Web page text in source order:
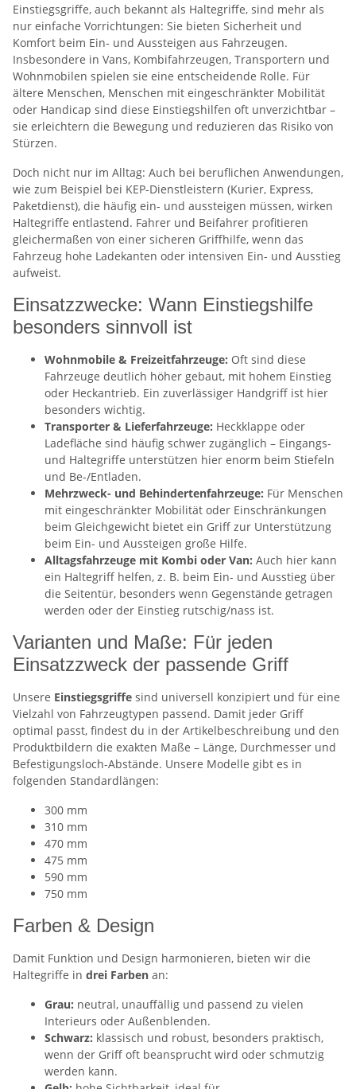
Einstiegsgriffe, auch bekannt als Haltegriffe, sind mehr als
nur einfache Vorrichtungen: Sie bieten Sicherheit und
Komfort beim Ein- und Aussteigen aus Fahrzeugen.
Insbesondere in Vans, Kombifahrzeugen, Transportern und
Wohnmobilen spielen sie eine entscheidende Rolle. Für
ältere Menschen, Menschen mit eingeschränkter Mobilität
oder Handicap sind diese Einstiegshilfen oft unverzichtbar –
sie erleichtern die Bewegung und reduzieren das Risiko von
Stürzen.
Doch nicht nur im Alltag: Auch bei beruflichen Anwendungen,
wie zum Beispiel bei KEP-Dienstleistern (Kurier, Express,
Paketdienst), die häufig ein- und aussteigen müssen, wirken
Haltegriffe entlastend. Fahrer und Beifahrer profitieren
gleichermaßen von einer sicheren Griffhilfe, wenn das
Fahrzeug hohe Ladekanten oder intensiven Ein- und Ausstieg
aufweist.
Einsatzzwecke: Wann Einstiegshilfe
besonders sinnvoll ist
Wohnmobile & Freizeitfahrzeuge: Oft sind diese
Fahrzeuge deutlich höher gebaut, mit hohem Einstieg
oder Heckantrieb. Ein zuverlässiger Handgriff ist hier
besonders wichtig.
Transporter & Lieferfahrzeuge: Heckklappe oder
Ladefläche sind häufig schwer zugänglich – Eingangs-
und Haltegriffe unterstützen hier enorm beim Stiefeln
und Be-/Entladen.
Mehrzweck- und Behindertenfahrzeuge: Für Menschen
mit eingeschränkter Mobilität oder Einschränkungen
beim Gleichgewicht bietet ein Griff zur Unterstützung
beim Ein- und Aussteigen große Hilfe.
Alltagsfahrzeuge mit Kombi oder Van: Auch hier kann
ein Haltegriff helfen, z. B. beim Ein- und Ausstieg über
die Seitentür, besonders wenn Gegenstände getragen
werden oder der Einstieg rutschig/nass ist.
Varianten und Maße: Für jeden
Einsatzzweck der passende Griff
Unsere Einstiegsgriffe sind universell konzipiert und für eine
Vielzahl von Fahrzeugtypen passend. Damit jeder Griff
optimal passt, findest du in der Artikelbeschreibung und den
Produktbildern die exakten Maße – Länge, Durchmesser und
Befestigungsloch-Abstände. Unsere Modelle gibt es in
folgenden Standardlängen:
300 mm
310 mm
470 mm
475 mm
590 mm
750 mm
Farben & Design
Damit Funktion und Design harmonieren, bieten wir die
Haltegriffe in drei Farben an:
Grau: neutral, unauffällig und passend zu vielen
Interieurs oder Außenblenden.
Schwarz: klassisch und robust, besonders praktisch,
wenn der Griff oft beansprucht wird oder schmutzig
werden kann.